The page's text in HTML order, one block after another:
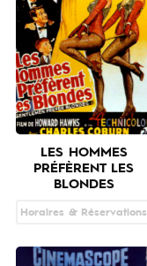
LES HOMMES
PRÉFÈRENT LES
BLONDES
Horaires & Réservations